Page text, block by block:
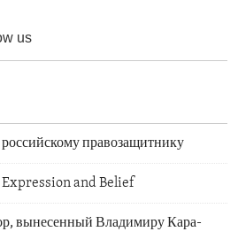
us
правозащитнику
and Belief
вынесенный Владимиру Кара-